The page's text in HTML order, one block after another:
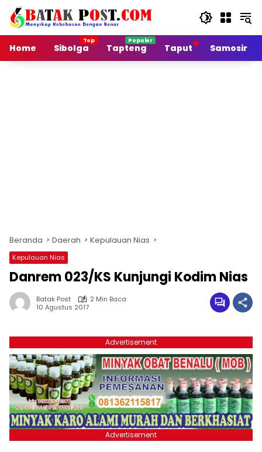
Langsung
konten
Home
Sibolga Tapteng Taput Samosir
Beranda Daerah Kepulauan Nias
Kepulauan Nias
Danrem 023/KS Kunjungi Kodim Nias
Batak Post
2 Min Baca
10 Agustus 2017
Advertisement
Advertisement